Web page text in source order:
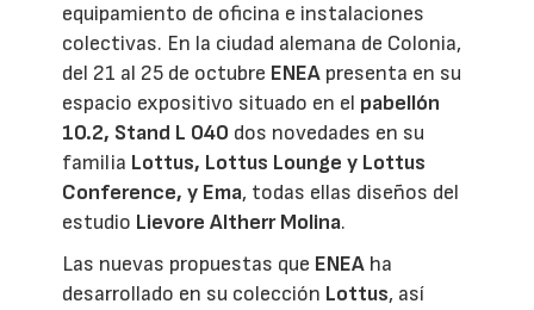
equipamiento de oficina e instalaciones
colectivas. En la ciudad alemana de Colonia,
del 21 al 25 de octubre ENEA presenta en su
espacio expositivo situado en el pabellón
10.2, Stand L 040 dos novedades en su
familia Lottus, Lottus Lounge y Lottus
Conference, y Ema, todas ellas diseños del
estudio Lievore Altherr Molina.
Las nuevas propuestas que ENEA ha
desarrollado en su colección Lottus, así